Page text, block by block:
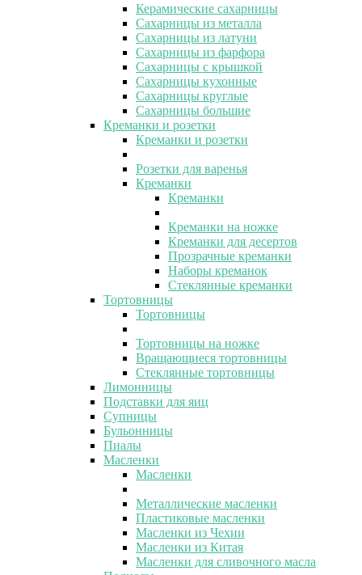
Керамические сахарницы
Сахарницы из металла
Сахарницы из латуни
Сахарницы из фарфора
Сахарницы с крышкой
Сахарницы кухонные
Сахарницы круглые
Сахарницы большие
Креманки и розетки
Креманки и розетки
Розетки для варенья
Креманки
Креманки
Креманки на ножке
Креманки для десертов
Прозрачные креманки
Наборы креманок
Стеклянные креманки
Тортовницы
Тортовницы
Тортовницы на ножке
Вращающиеся тортовницы
Стеклянные тортовницы
Лимонницы
Подставки для яиц
Супницы
Бульонницы
Пиалы
Масленки
Масленки
Металлические масленки
Пластиковые масленки
Масленки из Чехии
Масленки из Китая
Масленки для сливочного масла